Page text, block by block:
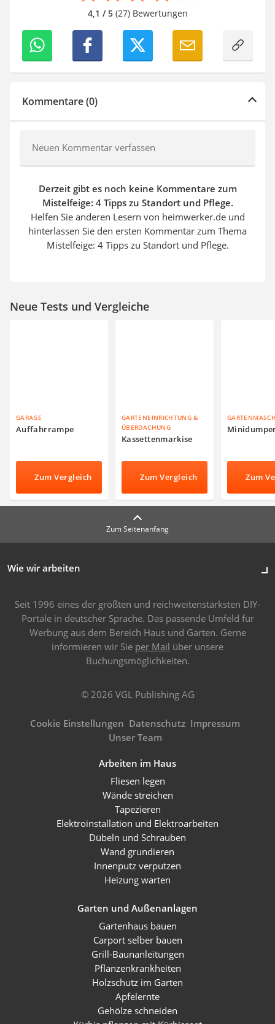
4,1 / 5(27) Bewertungen
Kommentare (0)
Neuen Kommentar verfassen
Derzeit gibt es noch keine Kommentare zum
Mistelfeige: 4 Tipps zu Standort und Pflege.
Helfen Sie anderen Lesern von heimwerker.de und
hinterlassen Sie den ersten Kommentar zum Thema
Mistelfeige: 4 Tipps zu Standort und Pflege.
Neue Tests und Vergleiche
GARAGE
Auffahrrampe
Zum Vergleich
GARTENEINRICHTUNG &
ÜBERDACHUNG
Kassettenmarkise
Zum Vergleich Zum
Zum Seitenanfang
Wie wir arbeiten
Seit 1996 eines der größten und reichweitenstärksten DIY-
Portale in deutscher Sprache. Das passende Umfeld für
Werbung aus dem Bereich Haus und Garten. Gerne
informieren wir Sie per Mail über unsere
Buchungsmöglichkeiten.
© 2026 VGL Publishing AG
Cookie Einstellungen Datenschutz Impressum
Unser Team
Arbeiten im Haus
Fliesen legen
Wände streichen
Tapezieren
Elektroinstallation und Elektroarbeiten
Dübeln und Schrauben
Wand grundieren
Innenputz verputzen
Heizung warten
Garten und Außenanlagen
Gartenhaus bauen
Carport selber bauen
Grill-Baunanleitungen
Pflanzenkrankheiten
Holzschutz im Garten
Apfelernte
Gehölze schneiden